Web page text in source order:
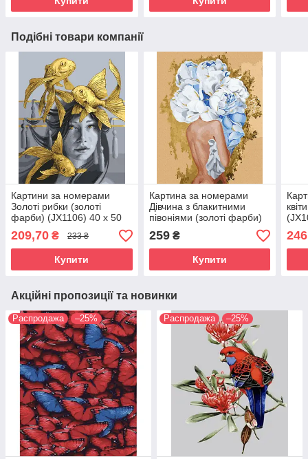
Подібні товари компанії
Картини за номерами
Золоті рибки (золоті
фарби) (JX1106) 40 х 50
см
209,70 ₴ 233 ₴
Купити
Картина за номерами
Дівчина з блакитними
півоніями (золоті фарби)
(JX1083) 40 х 50 см
259₴
Купити
Акційні пропозиції та новинки
Распродажа –25% Распродажа –25%